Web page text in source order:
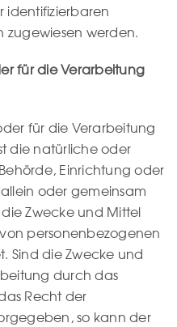
identifizierbaren
zugewiesen werden.
für die Verarbeitung
für die Verarbeitung
die natürliche oder
Einrichtung oder
oder gemeinsam
Zwecke und Mittel
personenbezogenen
Sind die Zwecke und
durch das
Recht der
so kann der